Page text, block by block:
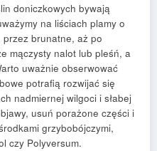
doniczkowych bywają
na liściach plamy o
przez brunatne, aż po
mączysty nalot lub pleśń, a
uważnie obserwować
potrafią rozwijać się
nadmiernej wilgoci i słabej
usuń porażone części i
grzybobójczymi,
czy Polyversum.